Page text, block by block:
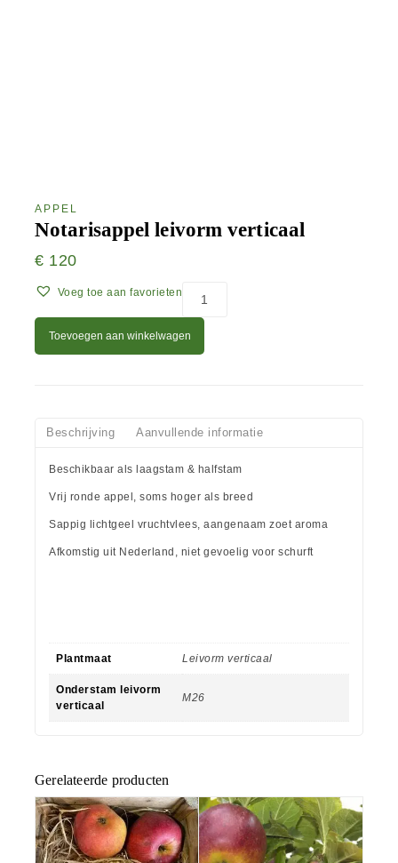
APPEL
Notarisappel leivorm verticaal
€ 120
Voeg toe aan favorieten
Toevoegen aan winkelwagen
Beschrijving Aanvullende informatie
Beschikbaar als laagstam & halfstam
Vrij ronde appel, soms hoger als breed
Sappig lichtgeel vruchtvlees, aangenaam zoet aroma
Afkomstig uit Nederland, niet gevoelig voor schurft
Plantmaat Leivorm verticaal
Onderstam leivorm
verticaal
M26
Gerelateerde producten